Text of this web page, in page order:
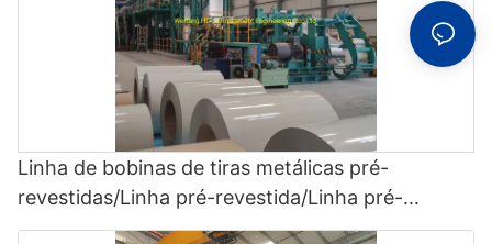
Linha de bobinas de tiras metálicas pré-
revestidas/Linha pré-revestida/Linha pré-
revestida colorida/ CCL - Linha pré-revestida